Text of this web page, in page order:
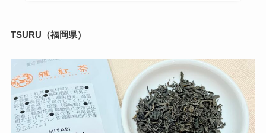
TSURU（福岡県）